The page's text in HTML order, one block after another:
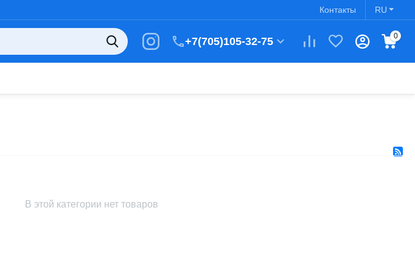
RU
Контакты
+7(705)105-32-75 0
В этой категории нет товаров